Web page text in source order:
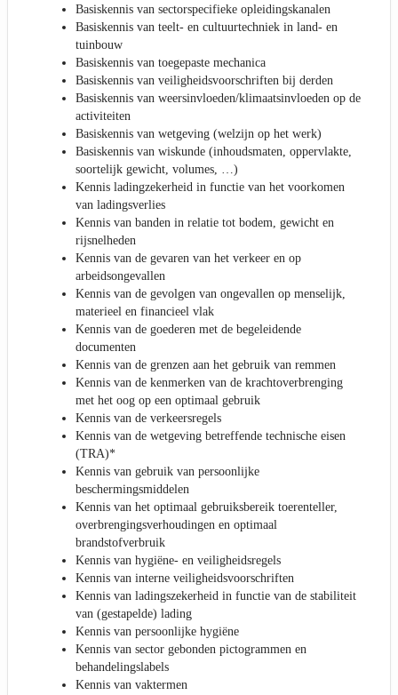
Basiskennis van sectorspecifieke opleidingskanalen
Basiskennis van teelt- en cultuurtechniek in land- en
tuinbouw
Basiskennis van toegepaste mechanica
Basiskennis van veiligheidsvoorschriften bij derden
Basiskennis van weersinvloeden/klimaatsinvloeden op de
activiteiten
Basiskennis van wetgeving (welzijn op het werk)
Basiskennis van wiskunde (inhoudsmaten, oppervlakte,
soortelijk gewicht, volumes, …)
Kennis ladingzekerheid in functie van het voorkomen
van ladingsverlies
Kennis van banden in relatie tot bodem, gewicht en
rijsnelheden
Kennis van de gevaren van het verkeer en op
arbeidsongevallen
Kennis van de gevolgen van ongevallen op menselijk,
materieel en financieel vlak
Kennis van de goederen met de begeleidende
documenten
Kennis van de grenzen aan het gebruik van remmen
Kennis van de kenmerken van de krachtoverbrenging
met het oog op een optimaal gebruik
Kennis van de verkeersregels
Kennis van de wetgeving betreffende technische eisen
(TRA)*
Kennis van gebruik van persoonlijke
beschermingsmiddelen
Kennis van het optimaal gebruiksbereik toerenteller,
overbrengingsverhoudingen en optimaal
brandstofverbruik
Kennis van hygiëne- en veiligheidsregels
Kennis van interne veiligheidsvoorschriften
Kennis van ladingszekerheid in functie van de stabiliteit
van (gestapelde) lading
Kennis van persoonlijke hygiëne
Kennis van sector gebonden pictogrammen en
behandelingslabels
Kennis van vaktermen